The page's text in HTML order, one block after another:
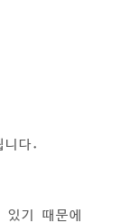
니다.
기 때문에